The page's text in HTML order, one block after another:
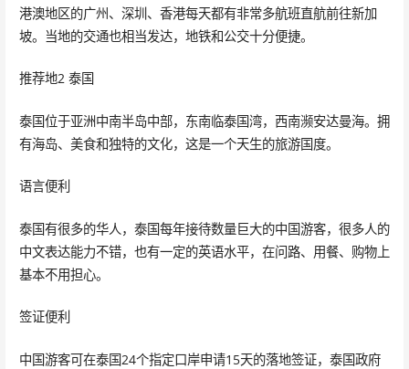
港澳地区的广州、深圳、香港每天都有非常多航班直航前往新加
坡。当地的交通也相当发达，地铁和公交十分便捷。
推荐地2 泰国
泰国位于亚洲中南半岛中部，东南临泰国湾，西南濒安达曼海。拥
有海岛、美食和独特的文化，这是一个天生的旅游国度。
语言便利
泰国有很多的华人，泰国每年接待数量巨大的中国游客，很多人的
中文表达能力不错，也有一定的英语水平，在问路、用餐、购物上
基本不用担心。
签证便利
中国游客可在泰国24个指定口岸申请15天的落地签证，泰国政府